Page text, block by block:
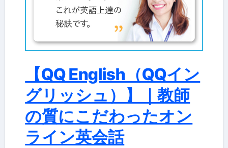
【QQ English（QQイン
グリッシュ）】｜教師
の質にこだわったオン
ライン英会話